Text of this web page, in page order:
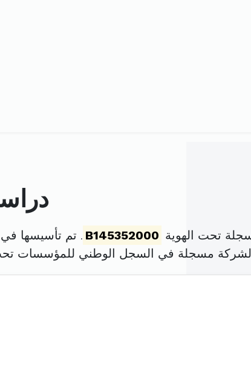
تحت الهوية B145352000 . تم تأسيسها في 9 جوان 2000 برأس مال قدره
مسجلة في السجل الوطني للمؤسسات